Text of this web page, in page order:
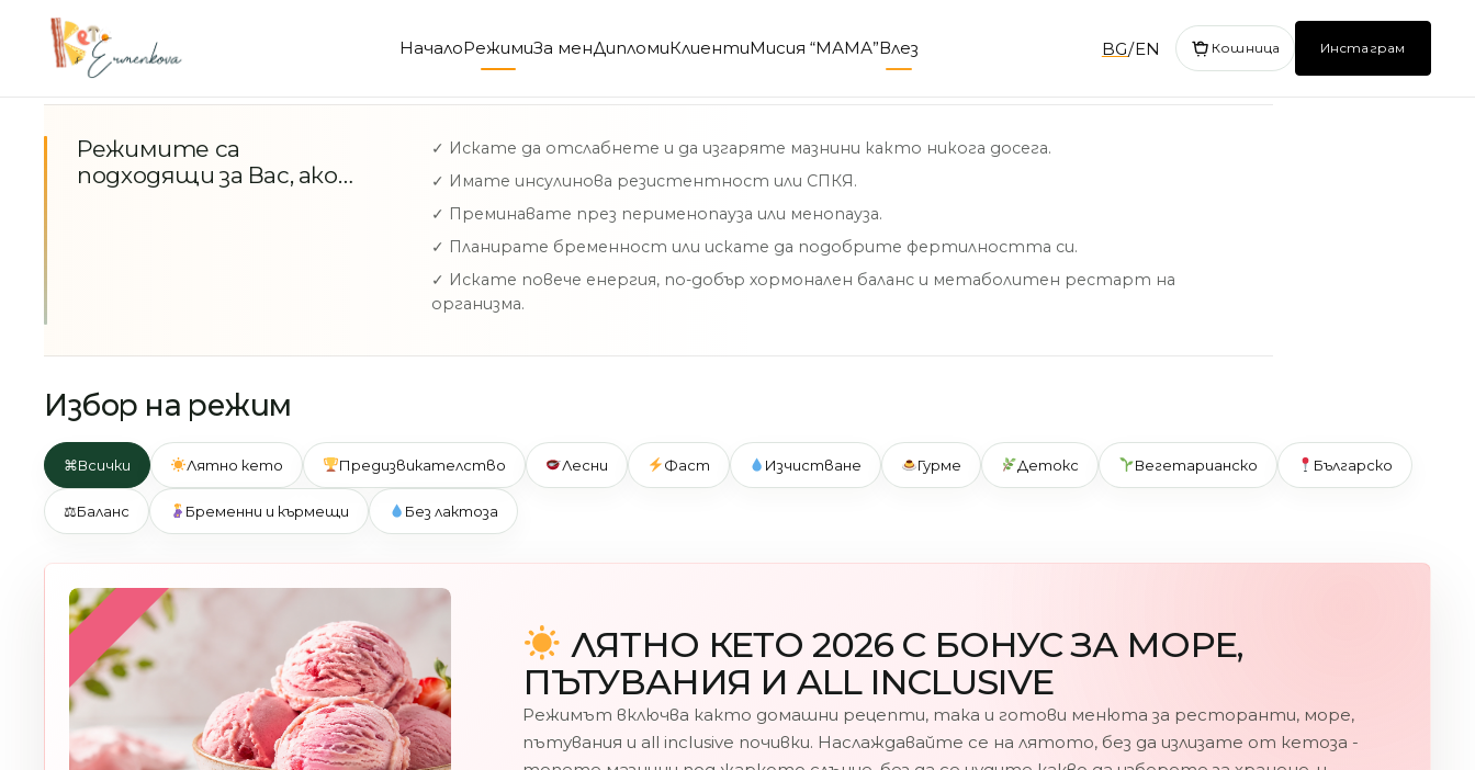
НачалоРежимиЗа менДипломиКлиентиМисия “МАМА”Влез BG/EN Кошница Инстаграм
Режимите са
подходящи за Вас, ако…
✓ Искате да отслабнете и да изгаряте мазнини както никога досега.
✓ Имате инсулинова резистентност или СПКЯ.
✓ Преминавате през перименопауза или менопауза.
✓ Планирате бременност или искате да подобрите фертилността си.
✓ Искате повече енергия, по-добър хормонален баланс и метаболитен рестарт на
организма.
Избор на режим
⌘Всички Лятно кето Предизвикателство Лесни Фаст Изчистване Гурме Детокс Вегетарианско Българско
⚖Баланс Бременни и кърмещи Без лактоза
ЛЯТНО КЕТО 2026 С БОНУС ЗА МОРЕ,
ПЪТУВАНИЯ И ALL INCLUSIVE
Режимът включва както домашни рецепти, така и готови менюта за ресторанти, море,
пътувания и all inclusive почивки. Наслаждавайте се на лятото, без да излизате от кетоза -